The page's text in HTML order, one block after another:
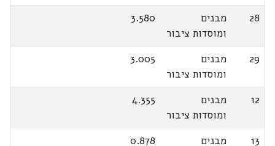
28
מבנים
ומוסדות ציבור
3.580
29
מבנים
ומוסדות ציבור
3.005
12
מבנים
ומוסדות ציבור
4.355
13 מבנים 0.878